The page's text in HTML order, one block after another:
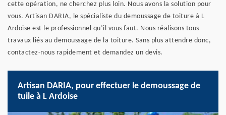
cette opération, ne cherchez plus loin. Nous avons la solution pour
vous. Artisan DARIA, le spécialiste du demoussage de toiture à L
Ardoise est le professionnel qu’il vous faut. Nous réalisons tous
travaux liés au demoussage de la toiture. Sans plus attendre donc,
contactez-nous rapidement et demandez un devis.
Artisan DARIA, pour effectuer le demoussage de
tuile à L Ardoise